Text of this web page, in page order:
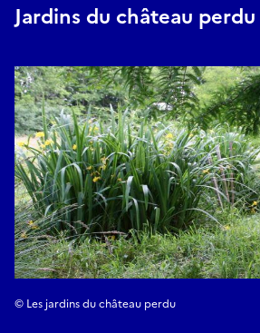
Jardins du château perdu
© Les jardins du château perdu